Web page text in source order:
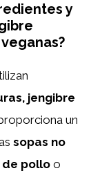
y
jengibre
un
sopas no
pollo o